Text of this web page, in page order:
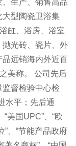
生产、销售高品
大型陶瓷卫浴集
缸、浴房、浴室
光砖、瓷片、外
远销海内外近百
美称。 公司先后
督检验中心检
水平；先后通
“美国UPC”、“欧
”、“节能产品政府